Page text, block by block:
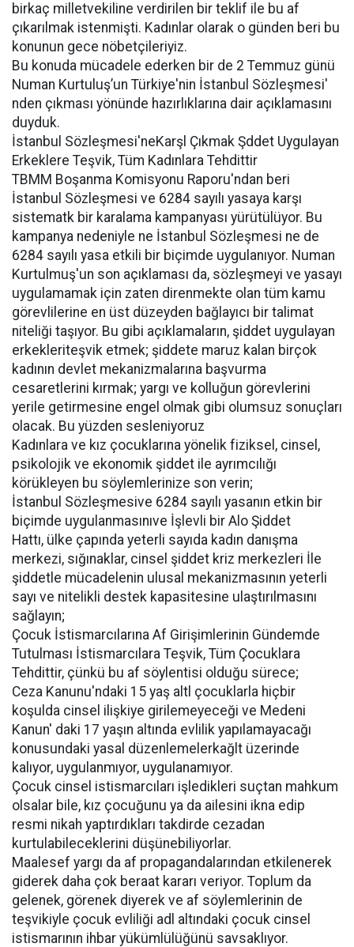
birkaç milletvekiline verdirilen bir teklif ile bu af
çıkarılmak istenmişti. Kadınlar olarak o günden beri bu
konunun gece nöbetçileriyiz.
Bu konuda mücadele ederken bir de 2 Temmuz günü
Numan Kurtuluş’un Türkiye'nin İstanbul Sözleşmesi'
nden çıkması yönünde hazırlıklarına dair açıklamasını
duyduk.
İstanbul Sözleşmesi'neKarşl Çıkmak Şddet Uygulayan
Erkeklere Teşvik, Tüm Kadınlara Tehdittir
TBMM Boşanma Komisyonu Raporu'ndan beri
İstanbul Sözleşmesi ve 6284 sayılı yasaya karşı
sistematk bir karalama kampanyası yürütülüyor. Bu
kampanya nedeniyle ne İstanbul Sözleşmesi ne de
6284 sayılı yasa etkili bir biçimde uygulanıyor. Numan
Kurtulmuş'un son açıklaması da, sözleşmeyi ve yasayı
uygulamamak için zaten direnmekte olan tüm kamu
görevlilerine en üst düzeyden bağlayıcı bir talimat
niteliği taşıyor. Bu gibi açıklamaların, şiddet uygulayan
erkekleriteşvik etmek; şiddete maruz kalan birçok
kadının devlet mekanizmalarına başvurma
cesaretlerini kırmak; yargı ve kolluğun görevlerini
yerile getirmesine engel olmak gibi olumsuz sonuçları
olacak. Bu yüzden sesleniyoruz
Kadınlara ve kız çocuklarına yönelik fiziksel, cinsel,
psikolojik ve ekonomik şiddet ile ayrımcılığı
körükleyen bu söylemlerinize son verin;
İstanbul Sözleşmesive 6284 sayılı yasanın etkin bir
biçimde uygulanmasınıve İşlevli bir Alo Şiddet
Hattı, ülke çapında yeterli sayıda kadın danışma
merkezi, sığınaklar, cinsel şiddet kriz merkezleri İle
şiddetle mücadelenin ulusal mekanizmasının yeterli
sayı ve nitelikli destek kapasitesine ulaştırılmasını
sağlayın;
Çocuk İstismarcılarına Af Girişimlerinin Gündemde
Tutulması İstismarcılara Teşvik, Tüm Çocuklara
Tehdittir, çünkü bu af söylentisi olduğu sürece;
Ceza Kanunu'ndaki 15 yaş altl çocuklarla hiçbir
koşulda cinsel ilişkiye girilemeyeceği ve Medeni
Kanun' daki 17 yaşın altında evlilik yapılamayacağı
konusundaki yasal düzenlemelerkağlt üzerinde
kalıyor, uygulanmıyor, uygulanamıyor.
Çocuk cinsel istismarcıları işledikleri suçtan mahkum
olsalar bile, kız çocuğunu ya da ailesini ikna edip
resmi nikah yaptırdıkları takdirde cezadan
kurtulabileceklerini düşünebiliyorlar.
Maalesef yargı da af propagandalarından etkilenerek
giderek daha çok beraat kararı veriyor. Toplum da
gelenek, görenek diyerek ve af söylemlerinin de
teşvikiyle çocuk evliliği adl altındaki çocuk cinsel
istismarının ihbar yükümlülüğünü savsaklıyor.